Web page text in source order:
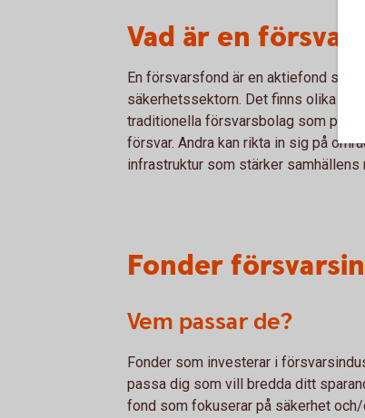
Vad är en
En försvarsfond är en aktiefond
säkerhetssektorn. Det finns olika
traditionella försvarsbolag som
försvar. Andra kan rikta in sig på
infrastruktur som stärker samhällens
Fonder
Vem passar de?
Fonder som investerar i
passa dig som vill bredda ditt
fond som fokuserar på säkerhet